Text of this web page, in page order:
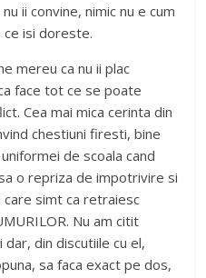
ii convine, nimic nu e cum
isi doreste.
mereu ca nu ii plac
face tot ce se poate
Cea mai mica cerinta din
chestiuni firesti, bine
de scoala cand
o repriza de impotrivire si
care simt ca retraiesc
Nu am citit
din discutiile cu el,
sa faca exact pe dos,